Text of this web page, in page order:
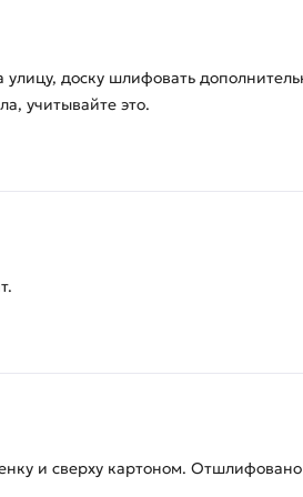
доску шлифовать
учитывайте это.
и сверху картоном.